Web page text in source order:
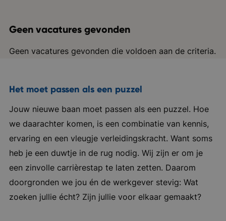
Geen vacatures gevonden
Geen vacatures gevonden die voldoen aan de criteria.
Het moet passen als een puzzel
Jouw nieuwe baan moet passen als een puzzel. Hoe
we daarachter komen, is een combinatie van kennis,
ervaring en een vleugje verleidingskracht. Want soms
heb je een duwtje in de rug nodig. Wij zijn er om je
een zinvolle carrièrestap te laten zetten. Daarom
doorgronden we jou én de werkgever stevig: Wat
zoeken jullie écht? Zijn jullie voor elkaar gemaakt?